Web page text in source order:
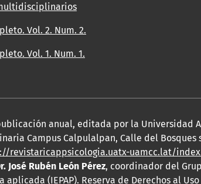
Vol. 2. Num. 2.
Vol. 1. Num. 1.
anual, editada por la Universidad
Campus Calpulalpan, Calle del Bosques
revistaricappsicologia.uatx-uamcc.lat/
José Rubén León Pérez, coordinador del
(IEPAP). Reserva de Derechos al Uso